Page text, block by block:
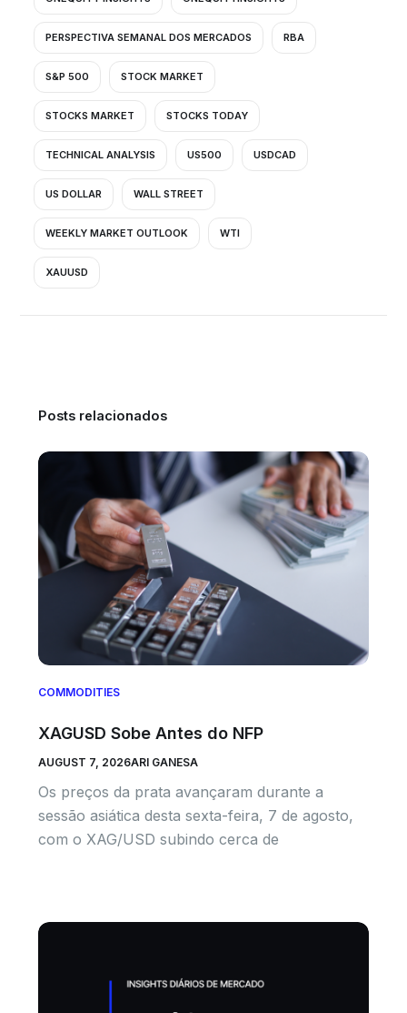
PERSPECTIVA SEMANAL DOS MERCADOS RBA
S&P 500 STOCK MARKET
STOCKS MARKET STOCKS TODAY
TECHNICAL ANALYSIS US500 USDCAD
US DOLLAR WALL STREET
WEEKLY MARKET OUTLOOK WTI
XAUUSD
Posts relacionados
COMMODITIES
XAGUSD Sobe Antes do NFP
AUGUST 7, 2026ARI GANESA
Os preços da prata avançaram durante a
sessão asiática desta sexta-feira, 7 de agosto,
com o XAG/USD subindo cerca de